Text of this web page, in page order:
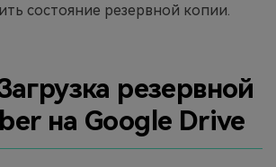
состояние резервной копии.
резервной
на Google Drive